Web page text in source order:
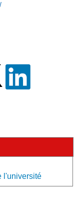
l'université